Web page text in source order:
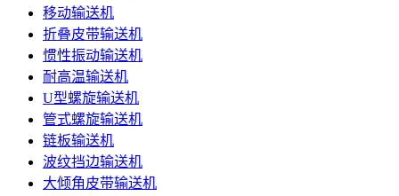
移动输送机
折叠皮带输送机
惯性振动输送机
耐高温输送机
U型螺旋输送机
管式螺旋输送机
链板输送机
波纹挡边输送机
大倾角皮带输送机